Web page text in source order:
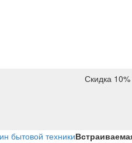
Скидка
бытовой техники